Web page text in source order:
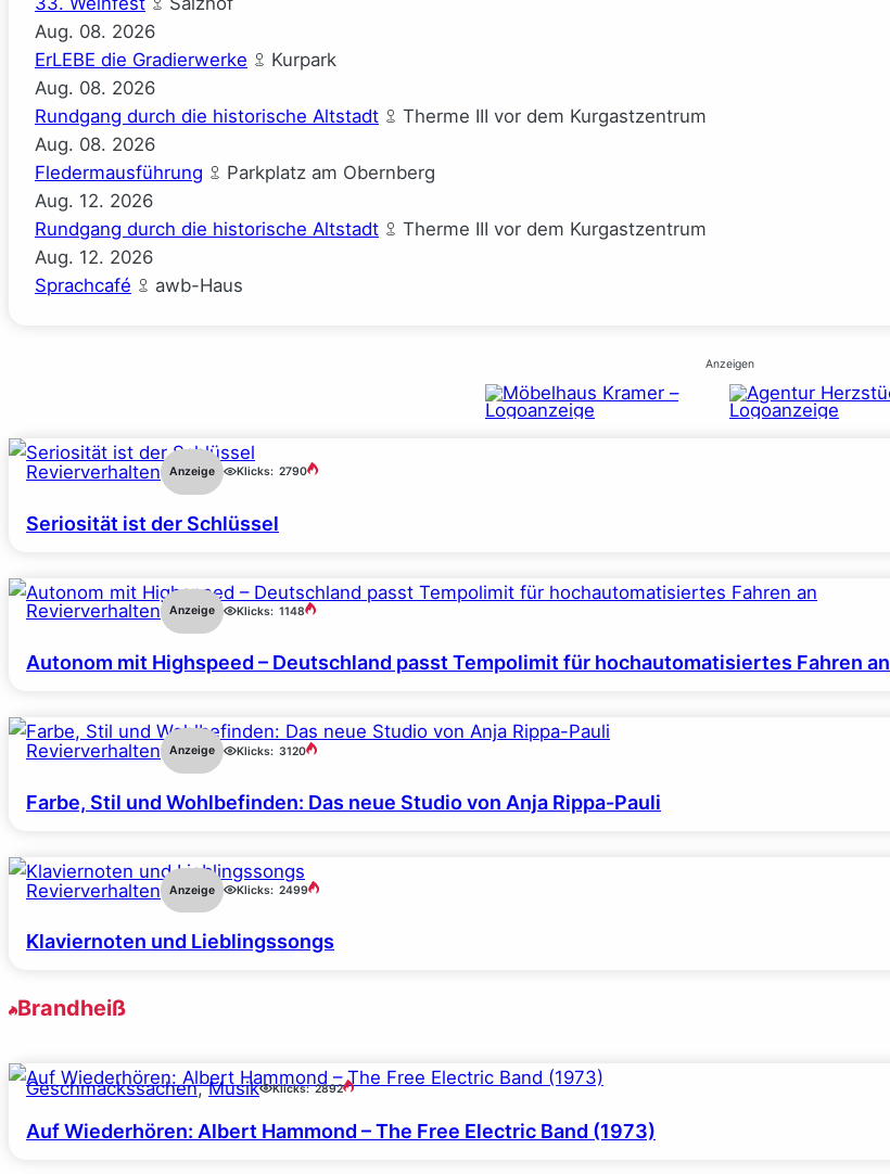
Aug. 08. 2026
ErLEBE die Gradierwerke
Kurpark
Aug. 08. 2026
Rundgang durch die historische Altstadt
Therme III vor dem Kurgastzentrum
Aug. 08. 2026
Fledermausführung
Parkplatz am Obernberg
Aug. 12. 2026
Rundgang durch die historische Altstadt
Therme III vor dem Kurgastzentrum
Aug. 12. 2026
Sprachcafé
awb-Haus
Anzeigen
Revierverhalten Anzeige Klicks: 2790
Seriosität ist der Schlüssel
Revierverhalten Anzeige Klicks: 1148
Autonom mit Highspeed – Deutschland passt Tempolimit für hochautomatisiertes Fahren an
Revierverhalten Anzeige Klicks: 3120
Farbe, Stil und Wohlbefinden: Das neue Studio von Anja Rippa-Pauli
Revierverhalten Anzeige Klicks: 2499
Klaviernoten und Lieblingssongs
Brandheiß
Geschmackssachen, Musik Klicks: 2892
Auf Wiederhören: Albert Hammond – The Free Electric Band (1973)